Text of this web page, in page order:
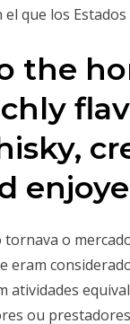
que los Estados
the
tornava o
eram
atividades
ou